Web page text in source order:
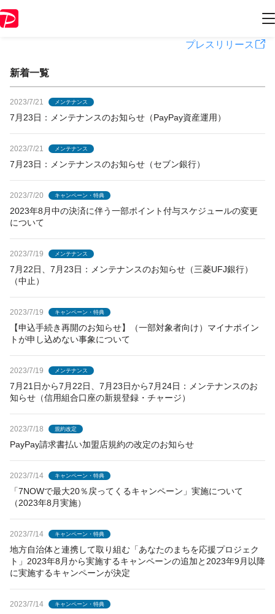
PayPayからのお知らせ
プレスリリース
新着一覧
2023/7/21 メンテナンス
7月23日：メンテナンスのお知らせ（PayPay資産運用）
2023/7/21 メンテナンス
7月23日：メンテナンスのお知らせ（セブン銀行）
2023/7/20 キャンペーン・特典
2023年8月中の決済に伴う一部ポイント付与スケジュールの変更
について
2023/7/19 メンテナンス
7月22日、7月23日：メンテナンスのお知らせ（三菱UFJ銀行）
（中止）
2023/7/19 キャンペーン・特典
【申込手続き再開のお知らせ】（一部対象者向け）マイナポイン
トが申し込めない事象について
2023/7/19 メンテナンス
7月21日から7月22日、7月23日から7月24日：メンテナンスのお
知らせ（信用組合口座の新規登録・チャージ）
2023/7/18 規約改定
PayPay請求書払い加盟店規約の改定のお知らせ
2023/7/14 キャンペーン・特典
「7NOWで最大20％戻ってくるキャンペーン」実施について
（2023年8月実施）
2023/7/14 キャンペーン・特典
地方自治体と連携して取り組む「あなたのまちを応援プロジェク
ト」2023年8月から実施するキャンペーンの追加と2023年9月以降
に実施するキャンペーンが決定
2023/7/14 キャンペーン・特典